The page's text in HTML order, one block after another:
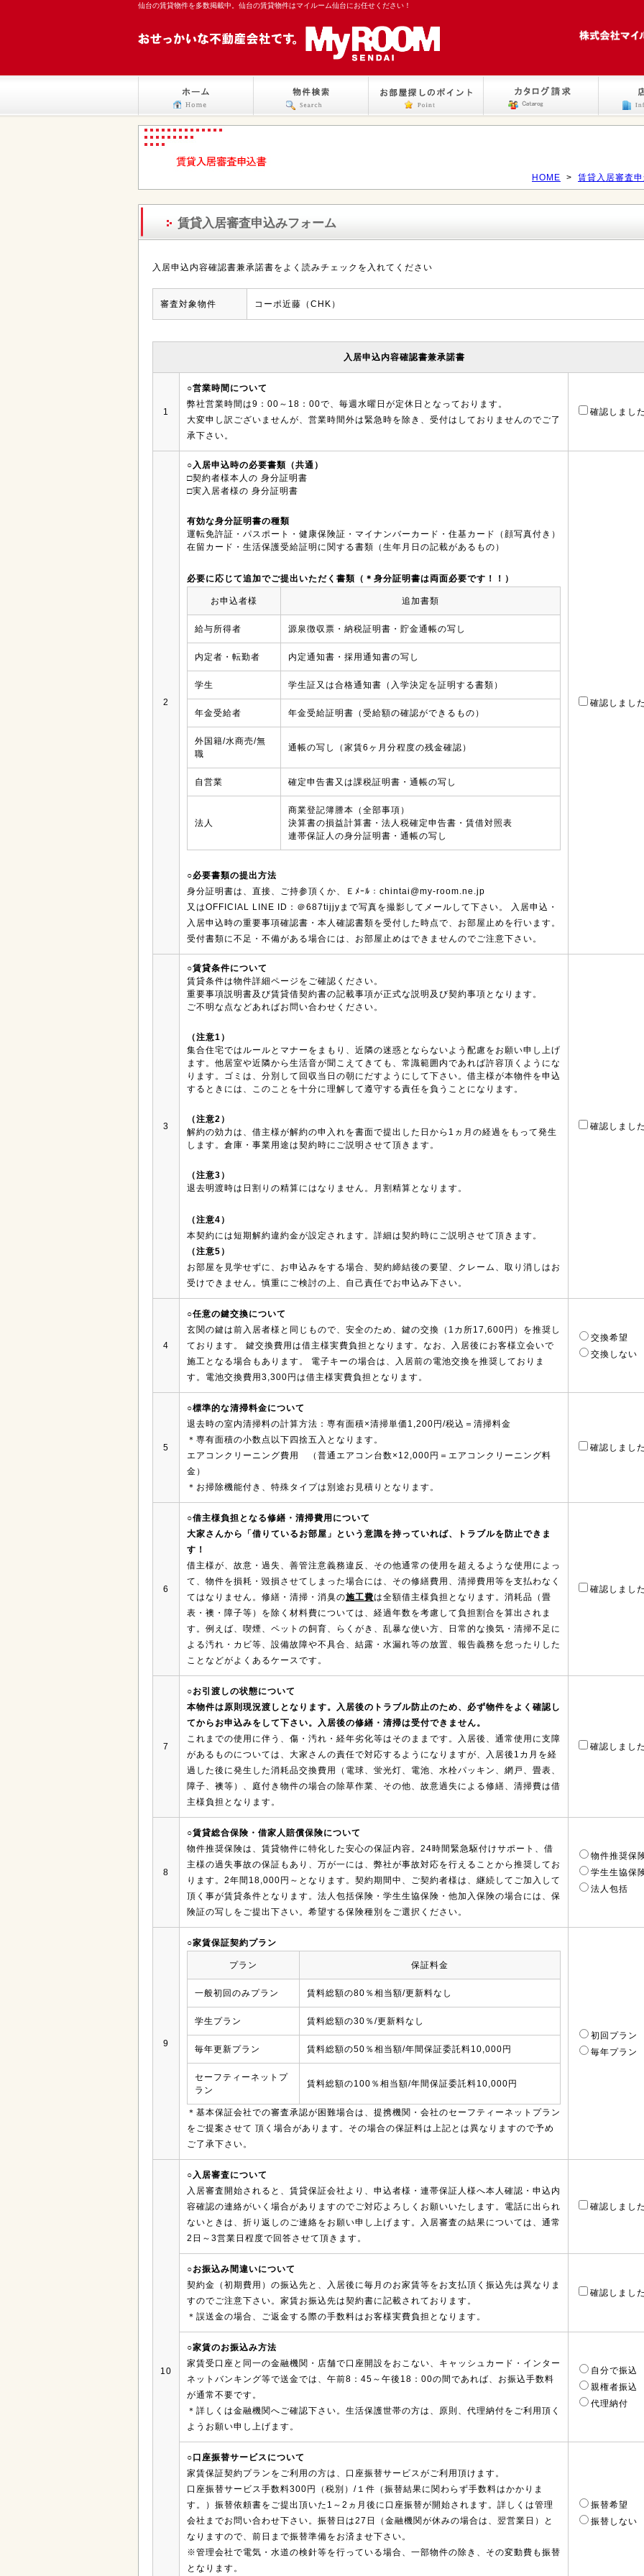
仙台の賃貸物件を多数掲載中。仙台の賃貸物件はマイルーム仙台にお任せください！
HOME > 賃貸入居審査
賃貸入居審査申込みフォーム
入居申込内容確認書兼承諾書をよく読みチェックを入れてください
審査対象物件 コーポ近藤（CHK）
入居申込内容確認書兼承諾書
1
○営業時間について
弊社営業時間は9：00～18：00で、毎週水曜日が定休日となっております。
大変申し訳ございませんが、営業時間外は緊急時を除き、受付はしておりませんのでご了
承下さい。
確認しまし
2
○入居申込時の必要書類（共通）
□契約者様本人の 身分証明書
□実入居者様の 身分証明書
有効な身分証明書の種類
運転免許証・パスポート・健康保険証・マイナンバーカード・住基カード（顔写真付き）
在留カード・生活保護受給証明に関する書類（生年月日の記載があるもの）
必要に応じて追加でご提出いただく書類（＊身分証明書は両面必要です！！）
お申込者様 追加書類
給与所得者 源泉徴収票・納税証明書・貯金通帳の写し
内定者・転勤者 内定通知書・採用通知書の写し
学生 学生証又は合格通知書（入学決定を証明する書類）
年金受給者 年金受給証明書（受給額の確認ができるもの）
外国籍/水商売/無
職
通帳の写し（家賃6ヶ月分程度の残金確認）
自営業 確定申告書又は課税証明書・通帳の写し
法人
商業登記簿謄本（全部事項）
決算書の損益計算書・法人税確定申告書・賃借対照表
連帯保証人の身分証明書・通帳の写し
○必要書類の提出方法
身分証明書は、直接、ご持参頂くか、Ｅﾒｰﾙ：chintai@my-room.ne.jp
又はOFFICIAL LINE ID：＠687tijjyまで写真を撮影してメールして下さい。 入居申込・
入居申込時の重要事項確認書・本人確認書類を受付した時点で、お部屋止めを行います。
受付書類に不足・不備がある場合には、お部屋止めはできませんのでご注意下さい。
確認しまし
3
○賃貸条件について
賃貸条件は物件詳細ページをご確認ください。
重要事項説明書及び賃貸借契約書の記載事項が正式な説明及び契約事項となります。
ご不明な点などあればお問い合わせください。
（注意1）
集合住宅ではルールとマナーをまもり、近隣の迷惑とならないよう配慮をお願い申し上げ
ます。他居室や近隣から生活音が聞こえてきても、常識範囲内であれば許容頂くようにな
ります。ゴミは、分別して回収当日の朝にだすようにして下さい。借主様が本物件を申込
するときには、このことを十分に理解して遵守する責任を負うことになります。
（注意2）
解約の効力は、借主様が解約の申入れを書面で提出した日から1ヵ月の経過をもって発生
します。倉庫・事業用途は契約時にご説明させて頂きます。
（注意3）
退去明渡時は日割りの精算にはなりません。月割精算となります。
（注意4）
本契約には短期解約違約金が設定されます。詳細は契約時にご説明させて頂きます。
（注意5）
お部屋を見学せずに、お申込みをする場合、契約締結後の要望、クレーム、取り消しはお
受けできません。慎重にご検討の上、自己責任でお申込み下さい。
確認しまし
4
○任意の鍵交換について
玄関の鍵は前入居者様と同じもので、安全のため、鍵の交換（1カ所17,600円）を推奨し
ております。 鍵交換費用は借主様実費負担となります。なお、入居後にお客様立会いで
施工となる場合もあります。 電子キーの場合は、入居前の電池交換を推奨しておりま
す。電池交換費用3,300円は借主様実費負担となります。
交換希望
交換しない
5
○標準的な清掃料金について
退去時の室内清掃料の計算方法：専有面積×清掃単価1,200円/税込＝清掃料金
＊専有面積の小数点以下四捨五入となります。
エアコンクリーニング費用 （普通エアコン台数×12,000円＝エアコンクリーニング料
金）
＊お掃除機能付き、特殊タイプは別途お見積りとなります。
確認しまし
6
○借主様負担となる修繕・清掃費用について
大家さんから「借りているお部屋」という意識を持っていれば、トラブルを防止できま
す！
借主様が、故意・過失、善管注意義務違反、その他通常の使用を超えるような使用によっ
て、物件を損耗・毀損させてしまった場合には、その修繕費用、清掃費用等を支払わなく
てはなりません。修繕・清掃・消臭の施工費は全額借主様負担となります。消耗品（畳
表・襖・障子等）を除く材料費については、経過年数を考慮して負担割合を算出されま
す。例えば、喫煙、ペットの飼育、らくがき、乱暴な使い方、日常的な換気・清掃不足に
よる汚れ・カビ等、設備故障や不具合、結露・水漏れ等の放置、報告義務を怠ったりした
ことなどがよくあるケースです。
確認しまし
7
○お引渡しの状態について
本物件は原則現況渡しとなります。入居後のトラブル防止のため、必ず物件をよく確認し
てからお申込みをして下さい。入居後の修繕・清掃は受付できません。
これまでの使用に伴う、傷・汚れ・経年劣化等はそのままです。入居後、通常使用に支障
があるものについては、大家さんの責任で対応するようになりますが、入居後1カ月を経
過した後に発生した消耗品交換費用（電球、蛍光灯、電池、水栓パッキン、網戸、畳表、
障子、襖等）、庭付き物件の場合の除草作業、その他、故意過失による修繕、清掃費は借
主様負担となります。
確認しまし
8
○賃貸総合保険・借家人賠償保険について
物件推奨保険は、賃貸物件に特化した安心の保証内容。24時間緊急駆付けサポート、借
主様の過失事故の保証もあり、万が一には、弊社が事故対応を行えることから推奨してお
ります。2年間18,000円～となります。契約期間中、ご契約者様は、継続してご加入して
頂く事が賃貸条件となります。法人包括保険・学生生協保険・他加入保険の場合には、保
険証の写しをご提出下さい。希望する保険種別をご選択ください。
物件推奨保
学生生協保
法人包括
9
○家賃保証契約プラン
プラン 保証料金
一般初回のみプラン 賃料総額の80％相当額/更新料なし
学生プラン 賃料総額の30％/更新料なし
毎年更新プラン 賃料総額の50％相当額/年間保証委託料10,000円
セーフティーネットプ
ラン
賃料総額の100％相当額/年間保証委託料10,000円
＊基本保証会社での審査承認が困難場合は、提携機関・会社のセーフティーネットプラン
をご提案させて 頂く場合があります。その場合の保証料は上記とは異なりますので予め
ご了承下さい。
初回プラン
毎年プラン
10
○入居審査について
入居審査開始されると、賃貸保証会社より、申込者様・連帯保証人様へ本人確認・申込内
容確認の連絡がいく場合がありますのでご対応よろしくお願いいたします。電話に出られ
ないときは、折り返しのご連絡をお願い申し上げます。入居審査の結果については、通常
2日～3営業日程度で回答させて頂きます。
確認しまし
○お振込み間違いについて
契約金（初期費用）の振込先と、入居後に毎月のお家賃等をお支払頂く振込先は異なりま
すのでご注意下さい。家賃お振込先は契約書に記載されております。
＊誤送金の場合、ご返金する際の手数料はお客様実費負担となります。
確認しまし
○家賃のお振込み方法
家賃受口座と同一の金融機関・店舗で口座開設をおこない、キャッシュカード・インター
ネットバンキング等で送金では、午前8：45～午後18：00の間であれば、お振込手数料
が通常不要です。
＊詳しくは金融機関へご確認下さい。生活保護世帯の方は、原則、代理納付をご利用頂く
ようお願い申し上げます。
自分で振込
親権者振込
代理納付
○口座振替サービスについて
家賃保証契約プランをご利用の方は、口座振替サービスがご利用頂けます。
口座振替サービス手数料300円（税別）/１件（振替結果に関わらず手数料はかかりま
す。）振替依頼書をご提出頂いた1～2ヵ月後に口座振替が開始されます。詳しくは管理
会社までお問い合わせ下さい。振替日は27日（金融機関が休みの場合は、翌営業日）と
なりますので、前日まで振替準備をお済ませ下さい。
※管理会社で電気・水道の検針等を行っている場合、一部物件の除き、その変動費も振替
となります。
振替希望
振替しない